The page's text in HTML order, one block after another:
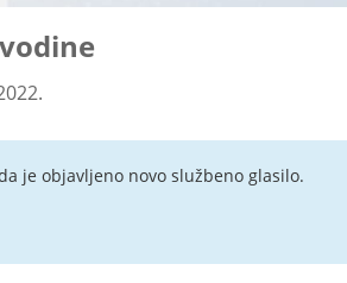
je objavljeno novo službeno glasilo.